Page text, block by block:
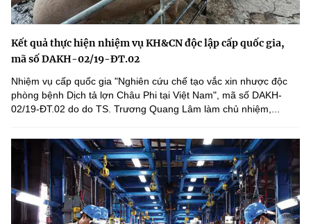
Kết quả thực hiện nhiệm vụ KH&CN độc lập cấp quốc gia,
mã số DAKH-02/19-ĐT.02
Nhiệm vụ cấp quốc gia "Nghiên cứu chế tạo vắc xin nhược độc
phòng bệnh Dịch tả lợn Châu Phi tại Việt Nam", mã số DAKH-
02/19-ĐT.02 do do TS. Trương Quang Lâm làm chủ nhiệm,...